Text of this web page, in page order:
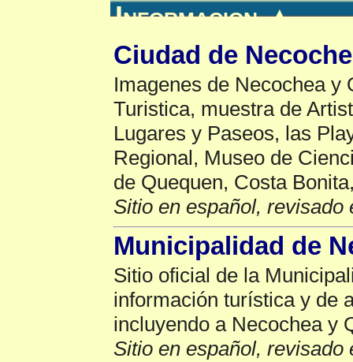
Informacion▲
Ciudad de
Imagenes de Necochea y
Turistica, muestra de
Lugares y Paseos, las
Regional, Museo de
de Quequen, Costa
Sitio en español, revisado
Municipalidad de
Sitio oficial de la
información turística y de
incluyendo a Necochea y
Sitio en español, revisado